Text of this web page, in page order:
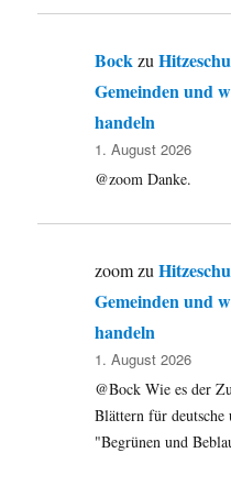
Bockzu
Gemeinden und
handeln
1. August 2026
@zoom Danke.
zoomzu
Gemeinden und
handeln
1. August 2026
@Bock Wie es der
Blättern für
"Begrünen und